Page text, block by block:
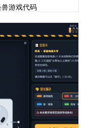
0; left: 0;
top,
height
游戏代码